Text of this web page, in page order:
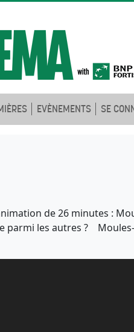
EVÈNEMENTS SE
de 26 minutes :
parmi les autres ?